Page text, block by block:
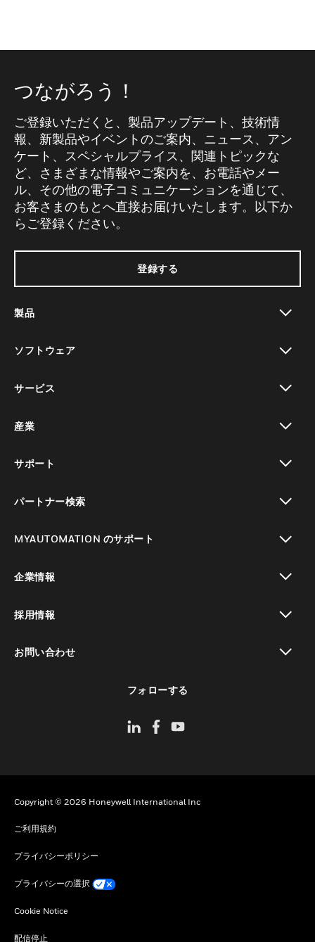
つながろう！
ご登録いただくと、製品アップデート、技術情
報、新製品やイベントのご案内、ニュース、アン
ケート、スペシャルプライス、関連トピックな
ど、さまざまな情報やご案内を、お電話やメー
ル、その他の電子コミュニケーションを通じて、
お客さまのもとへ直接お届けいたします。以下か
らご登録ください。
登録する
製品
ソフトウェア
サービス
産業
サポート
パートナー検索
MYAUTOMATION のサポート
企業情報
採用情報
お問い合わせ
フォローする
Copyright © 2026 Honeywell International Inc
ご利用規約
プライバシーポリシー
プライバシーの選択
Cookie Notice
配信停止